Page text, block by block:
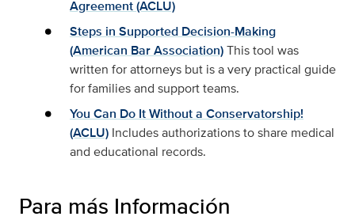
Agreement (ACLU)
Steps in Supported Decision-Making
(American Bar Association)This tool was
written for attorneys but is a very practical guide
for families and support teams.
You Can Do It Without a Conservatorship!
(ACLU) Includes authorizations to share medical
and educational records.
Para más Información